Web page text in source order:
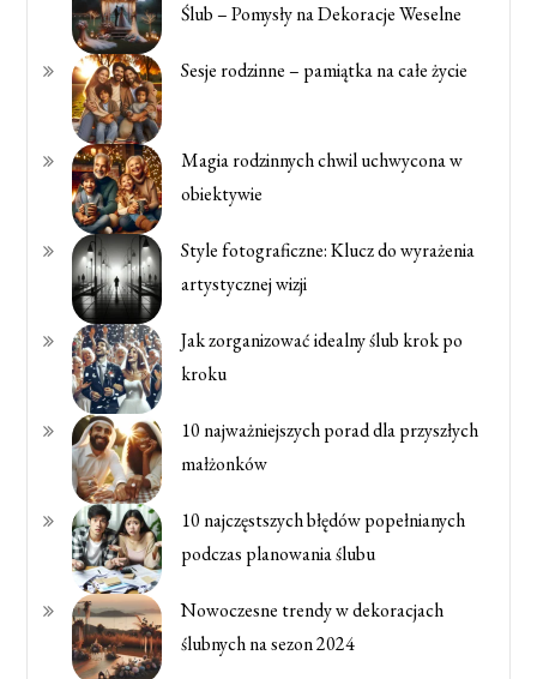
Ślub – Pomysły na Dekoracje Weselne
Sesje rodzinne – pamiątka na całe życie
Magia rodzinnych chwil uchwycona w
obiektywie
Style fotograficzne: Klucz do wyrażenia
artystycznej wizji
Jak zorganizować idealny ślub krok po
kroku
10 najważniejszych porad dla przyszłych
małżonków
10 najczęstszych błędów popełnianych
podczas planowania ślubu
Nowoczesne trendy w dekoracjach
ślubnych na sezon 2024